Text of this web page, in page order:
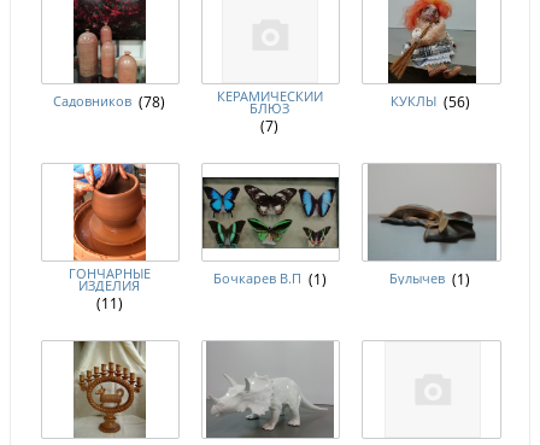
Садовников (78) КЕРАМИЧЕСКИЙ
БЛЮЗ
(7)
КУКЛЫ (56)
ГОНЧАРНЫЕ
ИЗДЕЛИЯ
(11)
Бочкарев В.П (1) Булычев (1)